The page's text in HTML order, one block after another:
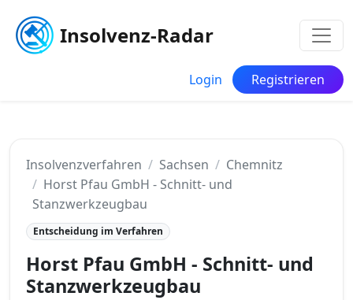
Insolvenz-Radar
Login Registrieren
Insolvenzverfahren Sachsen
Chemnitz
Horst Pfau GmbH - Schnitt- und
Stanzwerkzeugbau
Entscheidung im Verfahren
Horst Pfau GmbH - Schnitt- und
Stanzwerkzeugbau